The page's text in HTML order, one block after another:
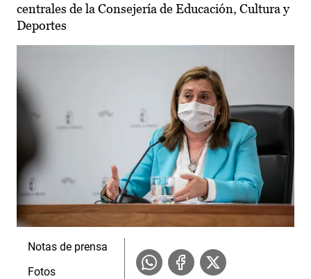
centrales de la Consejería de Educación, Cultura y
Deportes
Notas de prensa
Fotos